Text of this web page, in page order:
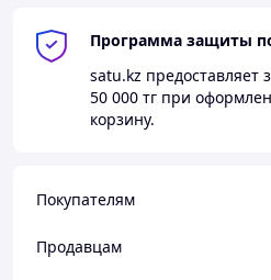
Программа защиты
satu.kz предоставляет
50 000 тг при
корзину.
Покупателям
Продавцам